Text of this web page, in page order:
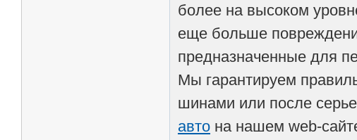
более на высоком
еще больше
предназначенные для
Мы гарантируем
шинами или после
авто на нашем web-